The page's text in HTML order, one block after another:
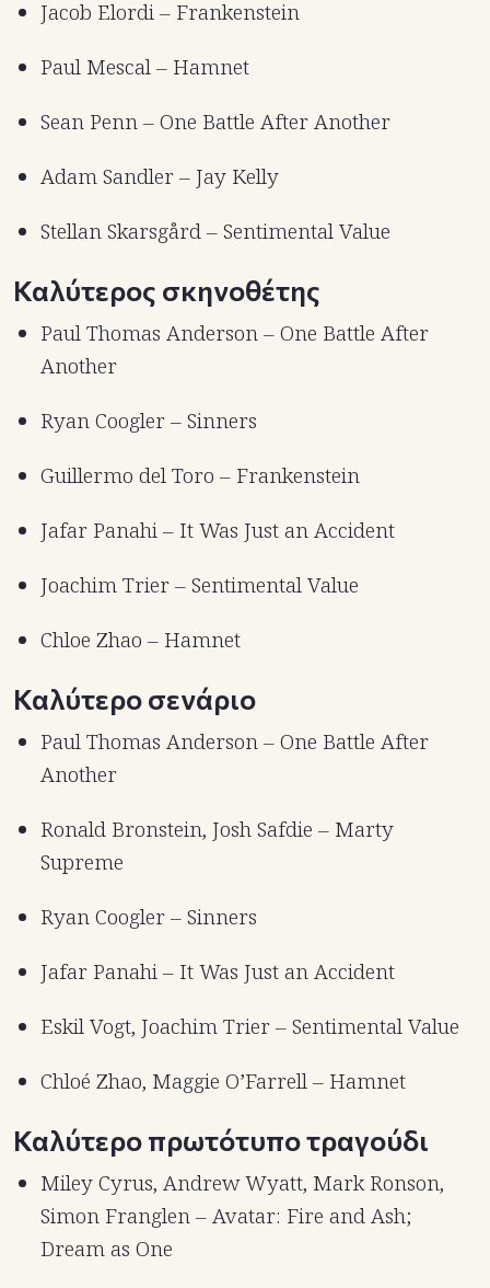
Jacob Elordi – Frankenstein
Paul Mescal – Hamnet
Sean Penn – One Battle After Another
Adam Sandler – Jay Kelly
Stellan Skarsgård – Sentimental Value
Καλύτερος σκηνοθέτης
Paul Thomas Anderson – One Battle After
Another
Ryan Coogler – Sinners
Guillermo del Toro – Frankenstein
Jafar Panahi – It Was Just an Accident
Joachim Trier – Sentimental Value
Chloe Zhao – Hamnet
Καλύτερο σενάριο
Paul Thomas Anderson – One Battle After
Another
Ronald Bronstein, Josh Safdie – Marty
Supreme
Ryan Coogler – Sinners
Jafar Panahi – It Was Just an Accident
Eskil Vogt, Joachim Trier – Sentimental Value
Chloé Zhao, Maggie O’Farrell – Hamnet
Καλύτερο πρωτότυπο τραγούδι
Miley Cyrus, Andrew Wyatt, Mark Ronson,
Simon Franglen – Avatar: Fire and Ash;
Dream as One